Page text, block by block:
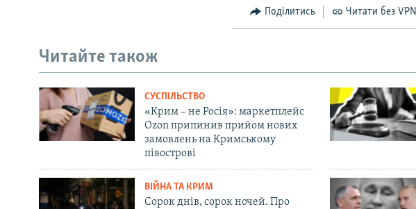
Поділитись Читати без VPN
Читайте також
СУСПІЛЬСТВО
«Крим – не Росія»: маркетплейс
Ozon припинив прийом нових
замовлень на Кримському
півострові
ВІЙНА ТА КРИМ
Сорок днів, сорок ночей. Про